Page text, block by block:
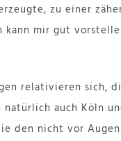
zu einer
mir gut
relativieren sich,
auch Köln
den nicht vor